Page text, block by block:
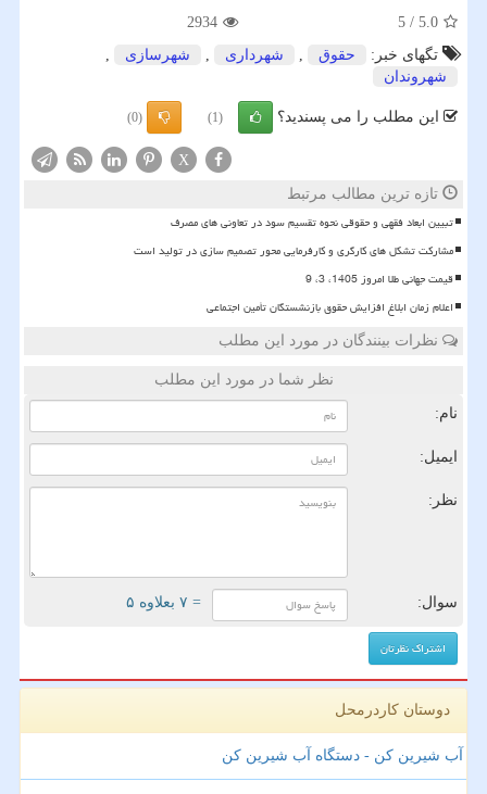
5.0
/
5
2934
تگهای خبر:
حقوق , شهرداری , شهرسازی
,
شهروندان
این مطلب را می پسندید؟ (1)
(0)
X
تازه ترین مطالب مرتبط
تبیین ابعاد فقهی و حقوقی نحوه تقسیم سود در تعاونی های مصرف
مشارکت تشکل های کارگری و کارفرمایی محور تصمیم سازی در تولید است
قیمت جهانی طلا امروز 1405، 3، 9
اعلام زمان ابلاغ افزایش حقوق بازنشستگان تأمین اجتماعی
نظرات بینندگان در مورد این مطلب
نظر شما در مورد این مطلب
نام:
ایمیل:
نظر:
سوال: = ۷ بعلاوه ۵
دوستان کاردرمحل
آب شیرین کن - دستگاه آب شیرین کن